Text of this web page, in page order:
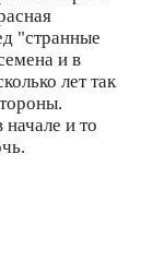
"странные
и в
лет так
и то